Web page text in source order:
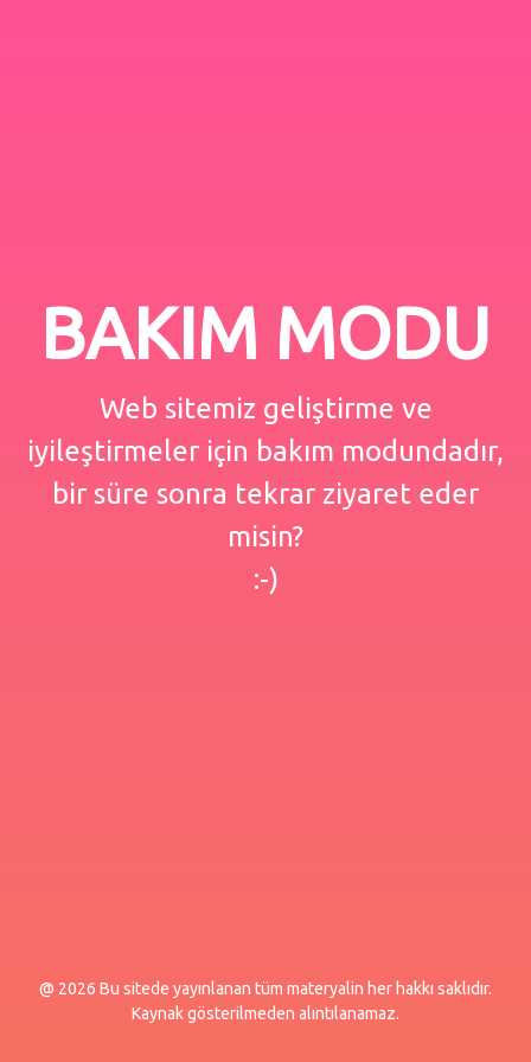
BAKIM MODU
Web sitemiz geliştirme ve
iyileştirmeler için bakım modundadır,
bir süre sonra tekrar ziyaret eder
misin?
:-)
@ 2026 Bu sitede yayınlanan tüm materyalin her hakkı saklıdır.
Kaynak gösterilmeden alıntılanamaz.